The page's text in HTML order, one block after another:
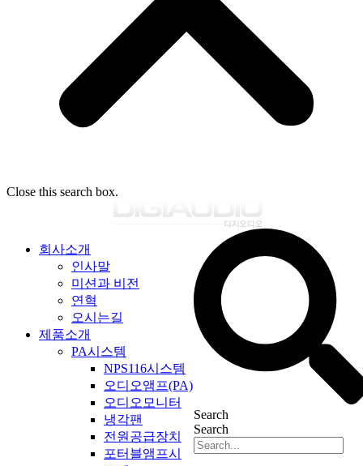
Close this search box.
회사소개
인사말
미션과 비전
연혁
오시는길
제품소개
PA시스템
NPS116시스템
오디오앰프(PA)
오디오모니터
냉각팬
전원공급장치
포터블앰프시
Search
Search